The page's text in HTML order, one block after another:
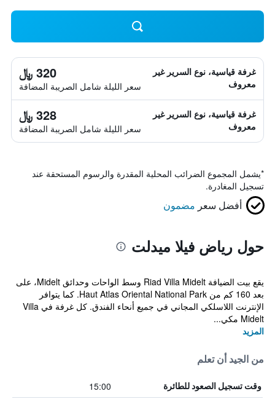
غرفة قياسية، نوع السرير غير
معروف
320 ﷼
سعر الليلة شامل الصريبة المضافة
غرفة قياسية، نوع السرير غير
معروف
328 ﷼
سعر الليلة شامل الصريبة المضافة
*يشمل المجموع الضرائب المحلية المقدرة والرسوم المستحقة عند
تسجيل المغادرة.
أفضل سعر مضمون
حول رياض فيلا ميدلت
يقع بيت الضيافة Riad Villa Midelt وسط الواحات وحدائق Midelt، على
بعد 160 كم من Haut Atlas Oriental National Park. كما يتوافر
الإنترنت اللاسلكي المجاني في جميع أنحاء الفندق. كل غرفة في Villa
Midelt مكي...
المزيد
من الجيد أن تعلم
وقت تسجيل الصعود للطائرة 15:00